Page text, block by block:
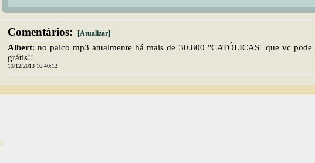
Comentários: [Atualizar]
Albert: no palco mp3 atualmente há mais de 30.800 "CATÓLICAS" que vc
grátis!!
19/12/2013 16:40:12